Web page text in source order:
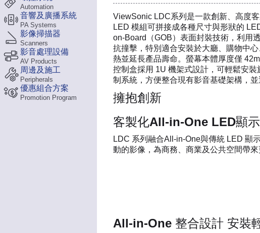
Automation
音響及廣播系統
PA Systems
影像掃描器
Scanners
影音處理設備
AV Products
周邊及施工
Peripherals
優惠組合方案
Promotion Program
ViewSonic LDC系列是一款創新、高度
LED 模組可拼接成各種尺寸與形狀的
on-Board（GOB）表面封裝技術，利用
抗撞擊，特別適合安裝於大廳、購物中
熱並延長產品壽命。螢幕本體厚度僅
控制盒採用 1U 機架式設計，可輕鬆安
制系統，方便整合現有影音基礎架構，
擁抱創新
客製化All-in-One LED顯
LDC 系列融合All-in-One與傳統 LED 顯
動的影像，為商務、商業及公共空間帶來
All-in-One 整合設計 安裝